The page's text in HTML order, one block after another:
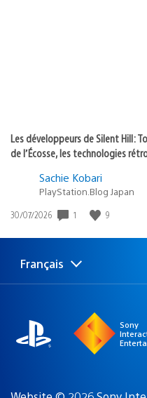
Les développeurs de Silent Hill:
de l’Écosse, les technologies
Sachie Kobari
PlayStation.Blog Japan
Date
publication
30/07/2026 1 9
Choisir
une
Région
actuelle
Français
Sony